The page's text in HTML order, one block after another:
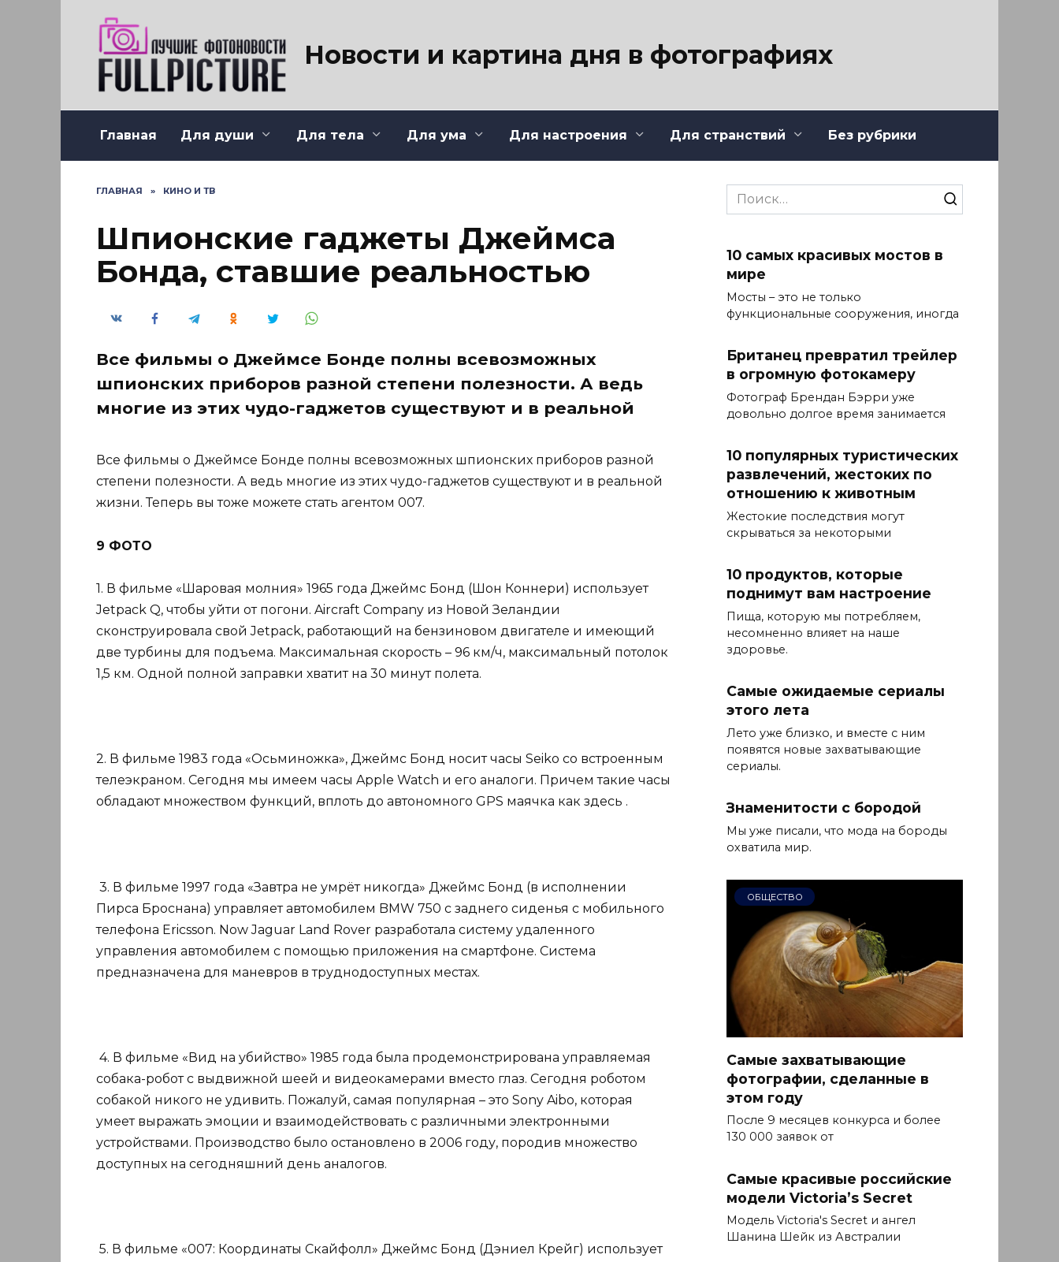
Новости и картина дня в фотографиях
Главная Для души Для тела Для ума Для настроения Для странствий Без рубрики
ГЛАВНАЯ » КИНО И ТВ
Шпионские гаджеты Джеймса
Бонда, ставшие реальностью
Все фильмы о Джеймсе Бонде полны всевозможных
шпионских приборов разной степени полезности. А ведь
многие из этих чудо-гаджетов существуют и в реальной
Все фильмы о Джеймсе Бонде полны всевозможных шпионских приборов разной
степени полезности. А ведь многие из этих чудо-гаджетов существуют и в реальной
жизни. Теперь вы тоже можете стать агентом 007.
9 ФОТО
1. В фильме «Шаровая молния» 1965 года Джеймс Бонд (Шон Коннери) использует
Jetpack Q, чтобы уйти от погони. Aircraft Company из Новой Зеландии
сконструировала свой Jetpack, работающий на бензиновом двигателе и имеющий
две турбины для подъема. Максимальная скорость – 96 км/ч, максимальный потолок
1,5 км. Одной полной заправки хватит на 30 минут полета.
2. В фильме 1983 года «Осьминожка», Джеймс Бонд носит часы Seiko со встроенным
телеэкраном. Сегодня мы имеем часы Apple Watch и его аналоги. Причем такие часы
обладают множеством функций, вплоть до автономного GPS маячка как здесь .
3. В фильме 1997 года «Завтра не умрёт никогда» Джеймс Бонд (в исполнении
Пирса Броснана) управляет автомобилем BMW 750 с заднего сиденья с мобильного
телефона Ericsson. Now Jaguar Land Rover разработала систему удаленного
управления автомобилем с помощью приложения на смартфоне. Система
предназначена для маневров в труднодоступных местах.
4. В фильме «Вид на убийство» 1985 года была продемонстрирована управляемая
собака-робот с выдвижной шеей и видеокамерами вместо глаз. Сегодня роботом
собакой никого не удивить. Пожалуй, самая популярная – это Sony Aibo, которая
умеет выражать эмоции и взаимодействовать с различными электронными
устройствами. Производство было остановлено в 2006 году, породив множество
доступных на сегодняшний день аналогов.
5. В фильме «007: Координаты Скайфолл» Джеймс Бонд (Дэниел Крейг) использует
Search
for:
10 самых красивых мостов в
мире
Мосты – это не только
функциональные сооружения, иногда
Британец превратил трейлер
в огромную фотокамеру
Фотограф Брендан Бэрри уже
довольно долгое время занимается
10 популярных туристических
развлечений, жестоких по
отношению к животным
Жестокие последствия могут
скрываться за некоторыми
10 продуктов, которые
поднимут вам настроение
Пища, которую мы потребляем,
несомненно влияет на наше
здоровье.
Самые ожидаемые сериалы
этого лета
Лето уже близко, и вместе с ним
появятся новые захватывающие
сериалы.
Знаменитости с бородой
Мы уже писали, что мода на бороды
охватила мир.
ОБЩЕСТВО
Самые захватывающие
фотографии, сделанные в
этом году
После 9 месяцев конкурса и более
130 000 заявок от
Самые красивые российские
модели Victoria’s Secret
Модель Victoria's Secret и ангел
Шанина Шейк из Австралии